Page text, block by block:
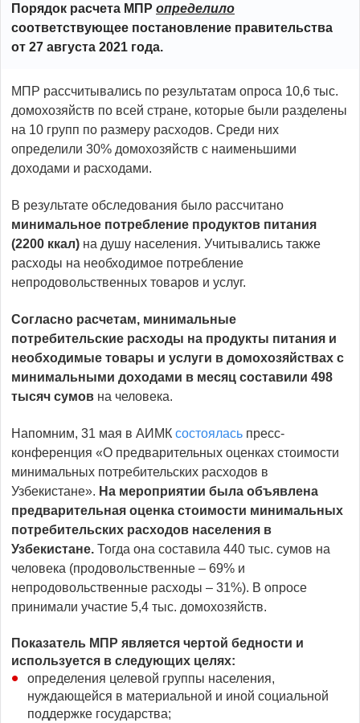
Порядок расчета МПР определило
соответствующее постановление правительства
от 27 августа 2021 года.
МПР рассчитывались по результатам опроса 10,6 тыс.
домохозяйств по всей стране, которые были разделены
на 10 групп по размеру расходов. Среди них
определили 30% домохозяйств с наименьшими
доходами и расходами.
В результате обследования было рассчитано
минимальное потребление продуктов питания
(2200 ккал) на душу населения. Учитывались также
расходы на необходимое потребление
непродовольственных товаров и услуг.
Согласно расчетам, минимальные
потребительские расходы на продукты питания и
необходимые товары и услуги в домохозяйствах с
минимальными доходами в месяц составили 498
тысяч сумов на человека.
Напомним, 31 мая в АИМК состоялась пресс-
конференция «О предварительных оценках стоимости
минимальных потребительских расходов в
Узбекистане». На мероприятии была объявлена
предварительная оценка стоимости минимальных
потребительских расходов населения в
Узбекистане. Тогда она составила 440 тыс. сумов на
человека (продовольственные – 69% и
непродовольственные расходы – 31%). В опросе
принимали участие 5,4 тыс. домохозяйств.
Показатель МПР является чертой бедности и
используется в следующих целях:
определения целевой группы населения,
нуждающейся в материальной и иной социальной
поддержке государства;